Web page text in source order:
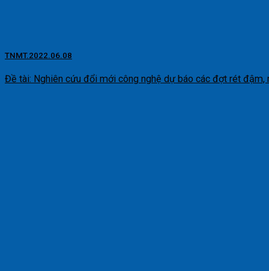
TNMT.2022.06.08
Đề tài: Nghiên cứu đổi mới công nghệ dự báo các đợt rét đậm,